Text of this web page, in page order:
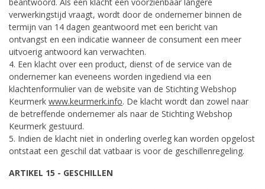
verwerkingstijd vraagt, wordt door de ondernemer binnen de
termijn van 14 dagen geantwoord met een bericht van
ontvangst en een indicatie wanneer de consument een meer
uitvoerig antwoord kan verwachten.
4. Een klacht over een product, dienst of de service van de
ondernemer kan eveneens worden ingediend via een
klachtenformulier van de website van de Stichting Webshop
Keurmerk www.keurmerk.info. De klacht wordt dan zowel naar
de betreffende ondernemer als naar de Stichting Webshop
Keurmerk gestuurd.
5. Indien de klacht niet in onderling overleg kan worden opgelost
ontstaat een geschil dat vatbaar is voor de geschillenregeling.
ARTIKEL 15 - GESCHILLEN